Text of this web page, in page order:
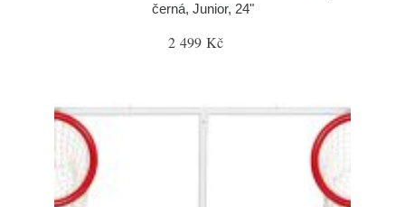
černá, Junior, 24"
2 499 Kč